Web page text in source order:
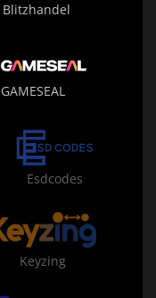
Blitzhandel
GAMESEAL
Esdcodes
Keyzing